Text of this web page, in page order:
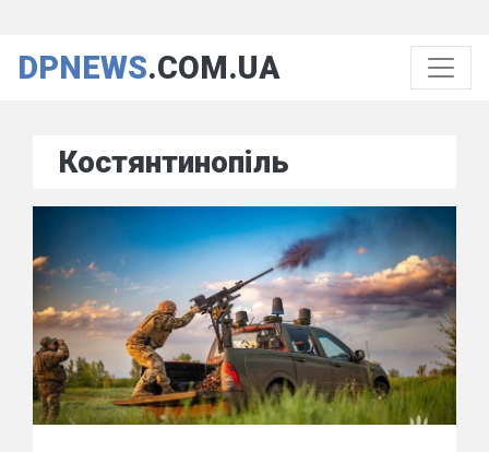
DPNEWS.COM.UA
Костянтинопіль